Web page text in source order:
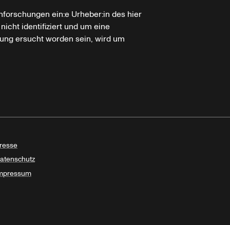
ein:e Urheber:in des hier
identifiziert und um eine
ersucht worden sein, wird um